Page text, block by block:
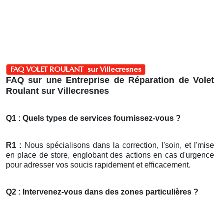
FAQ VOLET ROULANT sur Villecresnes
FAQ sur une Entreprise de Réparation de Volet
Roulant sur Villecresnes
Q1 : Quels types de services fournissez-vous ?
R1 : Nous spécialisons dans la correction, l'soin, et l'mise
en place de store, englobant des actions en cas d'urgence
pour adresser vos soucis rapidement et efficacement.
Q2 : Intervenez-vous dans des zones particulières ?